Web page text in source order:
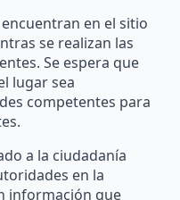
encuentran en el sitio
se realizan las
Se espera que
lugar sea
competentes para
a la ciudadanía
en la
información que